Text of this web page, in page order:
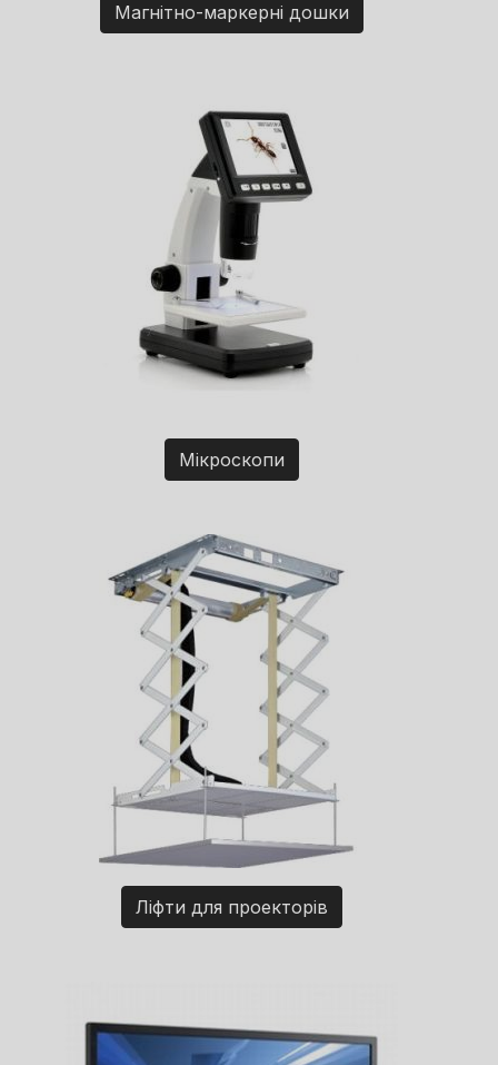
Магнітно-маркерні дошки
Мікроскопи
Ліфти для проекторів